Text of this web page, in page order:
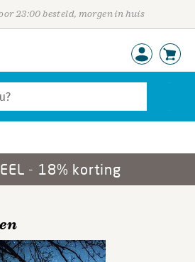
23:00 besteld, morgen in huis
- 18% korting